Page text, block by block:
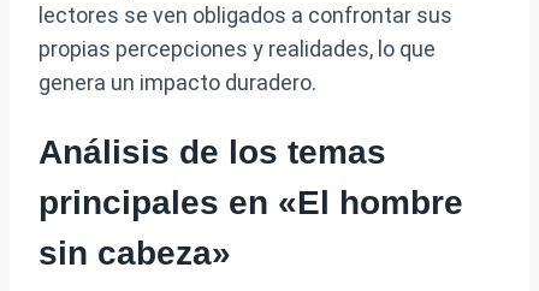
lectores se ven obligados a confrontar sus
propias percepciones y realidades, lo que
genera un impacto duradero.
Análisis de los temas
principales en «El hombre
sin cabeza»